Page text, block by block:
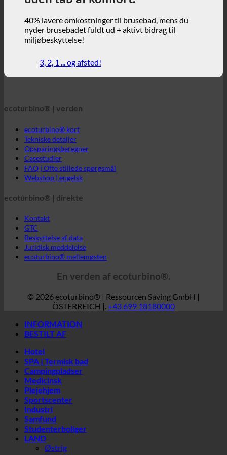
ecoturbino® | verden
ecoturbino® kort
Opsparingsberegner
Webshop | engelsk
ecoturbino® | direkte
Kontakt
GTC
Beskyttelse af data
Juridisk meddelelse
© 2026 ecoturbino® | Ressourcen Saving GmbH |
ÖSTERREICH |.
INFORMATION
SPA | Termisk bad
Campingpladser
Medicinsk
Plejehjem
Sportscenter
Industri
Samfund
Studenterboliger
LAND
Østrig
Kroatien
Tyskland
Irland
Italien
Ungarn
Luxembourg
Letland